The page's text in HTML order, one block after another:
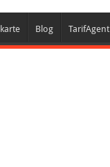
Blog TarifAgent